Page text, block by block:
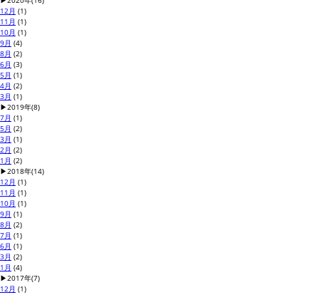
12月 (1)
11月 (1)
10月 (1)
9月 (4)
8月 (2)
6月 (3)
5月 (1)
4月 (2)
3月 (1)
▶2019年(8)
7月 (1)
5月 (2)
3月 (1)
2月 (2)
1月 (2)
▶2018年(14)
12月 (1)
11月 (1)
10月 (1)
9月 (1)
8月 (2)
7月 (1)
6月 (1)
3月 (2)
1月 (4)
▶2017年(7)
12月 (1)